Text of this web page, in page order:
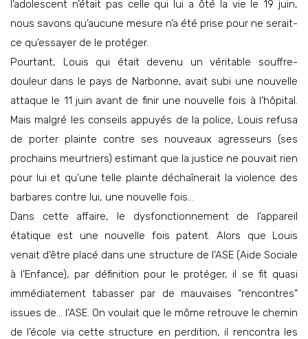
l’adolescent n’était pas celle qui lui a ôté la vie le 19 juin,
nous savons qu’aucune mesure n’a été prise pour ne serait-
ce qu’essayer de le protéger.
Pourtant, Louis qui était devenu un véritable souffre-
douleur dans le pays de Narbonne, avait subi une nouvelle
attaque le 11 juin avant de finir une nouvelle fois à l’hôpital.
Mais malgré les conseils appuyés de la police, Louis refusa
de porter plainte contre ses nouveaux agresseurs (ses
prochains meurtriers) estimant que la justice ne pouvait rien
pour lui et qu’une telle plainte déchaînerait la violence des
barbares contre lui, une nouvelle fois…
Dans cette affaire, le dysfonctionnement de l’appareil
étatique est une nouvelle fois patent. Alors que Louis
venait d’être placé dans une structure de l’ASE (Aide Sociale
à l’Enfance), par définition pour le protéger, il se fit quasi
immédiatement tabasser par de mauvaises “rencontres”
issues de… l’ASE. On voulait que le môme retrouve le chemin
de l’école via cette structure en perdition, il rencontra les